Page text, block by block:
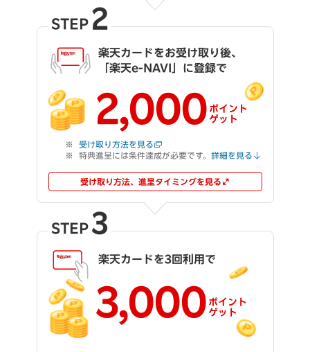
STEP 2
楽天カードをお受け取り後、
「楽天e-NAVI」に登録で
2,000 ポイント
ゲット
受け取り方法を見る
特典進呈には条件達成が必要です。 詳細を見る
受け取り方法、進呈タイミングを見る
STEP 3
楽天カードを3回利用で
3,000 ポイント
ゲット